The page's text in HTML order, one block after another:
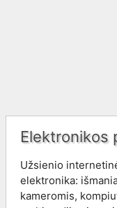
Elektronikos
Užsienio
elektronika:
kameromis,